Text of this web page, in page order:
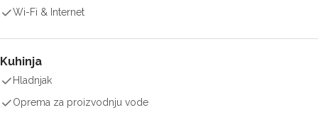
Wi-Fi & Internet
Kuhinja
Hladnjak
Oprema za proizvodnju vode